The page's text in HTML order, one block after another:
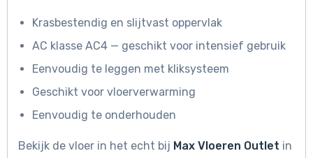
Krasbestendig en slijtvast oppervlak
AC klasse AC4 — geschikt voor intensief gebruik
Eenvoudig te leggen met kliksysteem
Geschikt voor vloerverwarming
Eenvoudig te onderhouden
Bekijk de vloer in het echt bij Max Vloeren Outlet in